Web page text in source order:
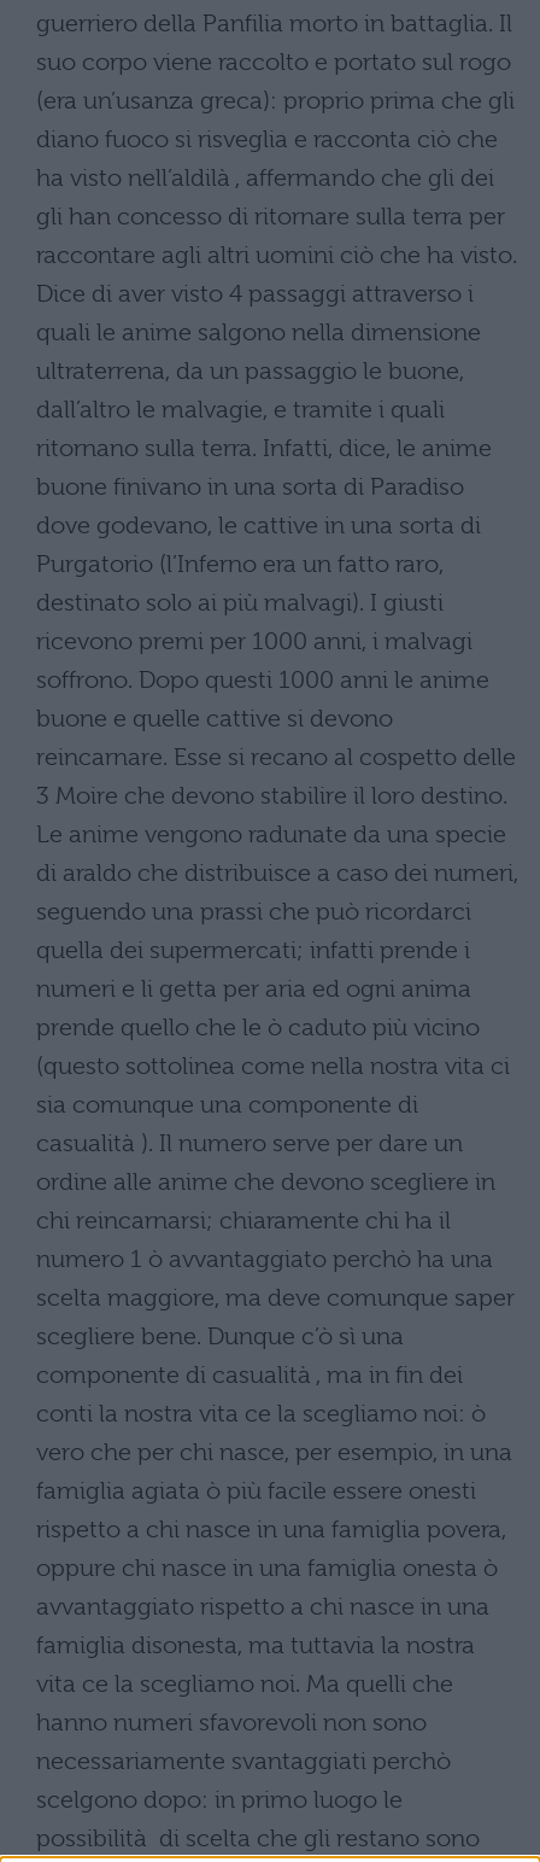
guerriero della Panfilia morto in battaglia. Il
suo corpo viene raccolto e portato sul rogo
(era un’usanza greca): proprio prima che gli
diano fuoco si risveglia e racconta ciò che
ha visto nell’aldilà , affermando che gli dei
gli han concesso di ritornare sulla terra per
raccontare agli altri uomini ciò che ha visto.
Dice di aver visto 4 passaggi attraverso i
quali le anime salgono nella dimensione
ultraterrena, da un passaggio le buone,
dall’altro le malvagie, e tramite i quali
ritornano sulla terra. Infatti, dice, le anime
buone finivano in una sorta di Paradiso
dove godevano, le cattive in una sorta di
Purgatorio (l’Inferno era un fatto raro,
destinato solo ai più malvagi). I giusti
ricevono premi per 1000 anni, i malvagi
soffrono. Dopo questi 1000 anni le anime
buone e quelle cattive si devono
reincarnare. Esse si recano al cospetto delle
3 Moire che devono stabilire il loro destino.
Le anime vengono radunate da una specie
di araldo che distribuisce a caso dei numeri,
seguendo una prassi che può ricordarci
quella dei supermercati; infatti prende i
numeri e li getta per aria ed ogni anima
prende quello che le ò caduto più vicino
(questo sottolinea come nella nostra vita ci
sia comunque una componente di
casualità ). Il numero serve per dare un
ordine alle anime che devono scegliere in
chi reincarnarsi; chiaramente chi ha il
numero 1 ò avvantaggiato perchò ha una
scelta maggiore, ma deve comunque saper
scegliere bene. Dunque c’ò sì una
componente di casualità , ma in fin dei
conti la nostra vita ce la scegliamo noi: ò
vero che per chi nasce, per esempio, in una
famiglia agiata ò più facile essere onesti
rispetto a chi nasce in una famiglia povera,
oppure chi nasce in una famiglia onesta ò
avvantaggiato rispetto a chi nasce in una
famiglia disonesta, ma tuttavia la nostra
vita ce la scegliamo noi. Ma quelli che
hanno numeri sfavorevoli non sono
necessariamente svantaggiati perchò
scelgono dopo: in primo luogo le
possibilità di scelta che gli restano sono